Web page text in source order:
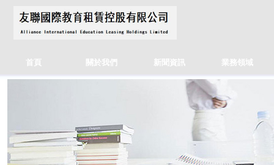
首頁 關於我們 新聞資訊 業務領域